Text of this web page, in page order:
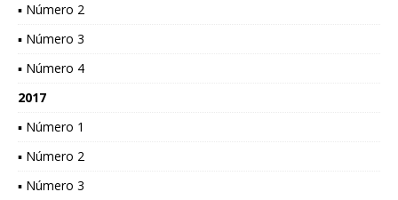
▪ Número 2
▪ Número 3
▪ Número 4
2017
▪ Número 1
▪ Número 2
▪ Número 3